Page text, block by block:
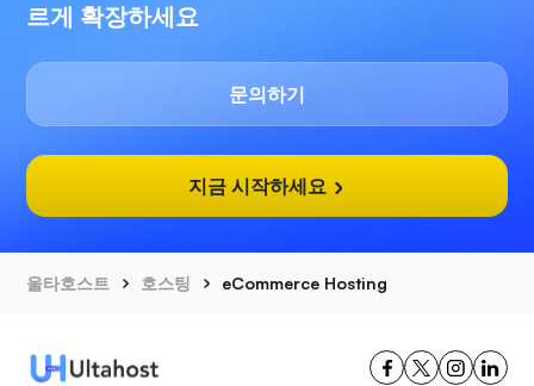
르게 확장하세요
문의하기
지금 시작하세요
울타호스트 호스팅 eCommerce Hosting